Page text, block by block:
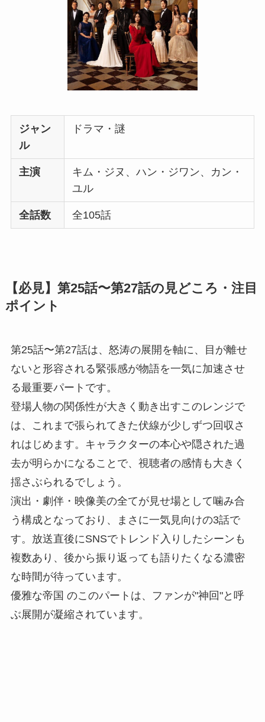
ジャン
ル
ドラマ・謎
主演
キム・ジヌ、ハン・ジワン、カン・
ユル
全話数 全105話
【必見】第25話〜第27話の見どころ・注目
ポイント
第25話〜第27話は、怒涛の展開を軸に、目が離せ
ないと形容される緊張感が物語を一気に加速させ
る最重要パートです。
登場人物の関係性が大きく動き出すこのレンジで
は、これまで張られてきた伏線が少しずつ回収さ
れはじめます。キャラクターの本心や隠された過
去が明らかになることで、視聴者の感情も大きく
揺さぶられるでしょう。
演出・劇伴・映像美の全てが見せ場として噛み合
う構成となっており、まさに一気見向けの3話で
す。放送直後にSNSでトレンド入りしたシーンも
複数あり、後から振り返っても語りたくなる濃密
な時間が待っています。
優雅な帝国 のこのパートは、ファンが"神回"と呼
ぶ展開が凝縮されています。